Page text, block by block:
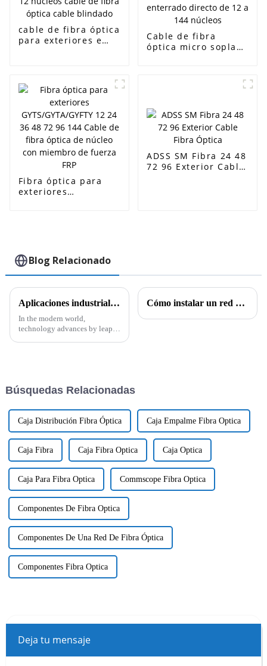
cable de fibra óptica
para exteriores e
blindado
Cable de fibra
óptica micro soplado
enterrado directo de
Fibra óptica para
exteriores
FRP
ADSS SM Fibra 24 48
72 96 Exterior Cable
Blog Relacionado
Aplicaciones industriales de los cables CAT6A CAT7 y CAT8 y sus características técnicas
In the modern world,
technology advances by leaps
Cómo instalar un red de datos estructurada
Búsquedas Relacionadas
Caja Distribución Fibra Óptica Caja Empalme Fibra Optica
Caja Fibra Caja Fibra Optica Caja Optica
Caja Para Fibra Optica Commscope Fibra Optica
Componentes De Fibra Optica
Componentes De Una Red De Fibra Óptica
Componentes Fibra Optica
Deja tu mensaje